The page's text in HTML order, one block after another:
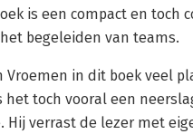
is een compact en toch
begeleiden van teams.
Vroemen in dit boek veel
het toch vooral een
Hij verrast de lezer met